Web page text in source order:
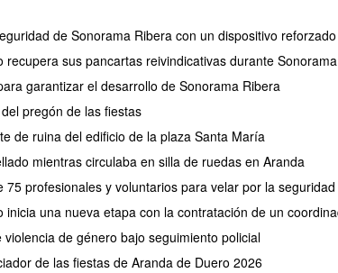
de Sonorama Ribera con un dispositivo reforzado
sus pancartas reivindicativas durante Sonorama
garantizar el desarrollo de Sonorama Ribera
pregón de las fiestas
de ruina del edificio de la plaza Santa María
mientras circulaba en silla de ruedas en Aranda
profesionales y voluntarios para velar por la
una nueva etapa con la contratación de un
de género bajo seguimiento policial
de las fiestas de Aranda de Duero 2026